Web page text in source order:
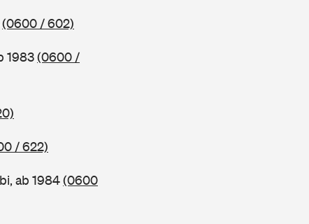
(0600 / 602)
1983(0600 /
/ 622)
ab 1984(0600